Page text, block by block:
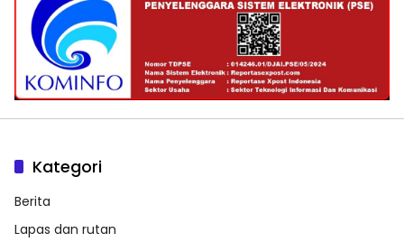
Kategori
Berita
Lapas dan rutan